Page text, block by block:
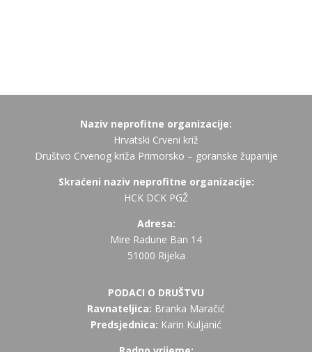
Naziv neprofitne organizacije:
Hrvatski Crveni križ
Društvo Crvenog križa Primorsko – goranske županije
Skraćeni naziv neprofitne organizacije:
HCK DCK PGŽ
Adresa:
Mire Radune Ban 14
51000 Rijeka
PODACI O DRUŠTVU
Ravnateljica: Branka Maračić
Predsjednica: Karin Kuljanić